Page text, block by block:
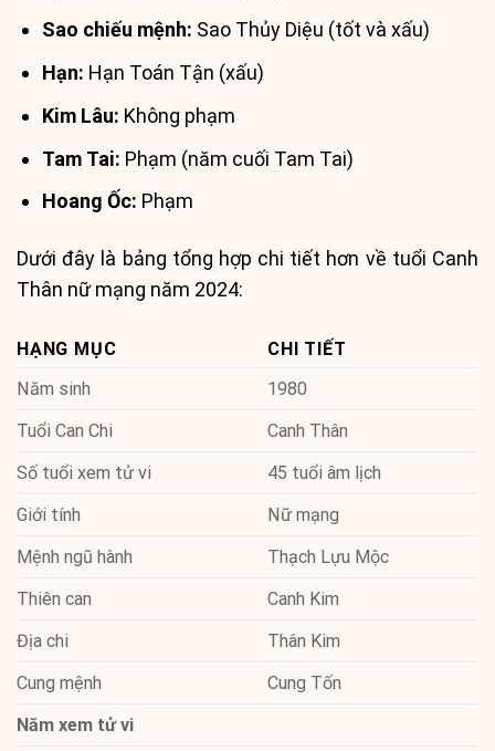
Sao chiếu mệnh: Sao Thủy Diệu (tốt và xấu)
Hạn: Hạn Toán Tận (xấu)
Kim Lâu: Không phạm
Tam Tai: Phạm (năm cuối Tam Tai)
Hoang Ốc: Phạm
Dưới đây là bảng tổng hợp chi tiết hơn về tuổi Canh
Thân nữ mạng năm 2024:
HẠNG MỤC
CHI TIẾT
Năm sinh
1980
Tuổi Can Chi
Canh Thân
Số tuổi xem tử vi
45 tuổi âm lịch
Giới tính
Nữ mạng
Mệnh ngũ hành
Thạch Lựu Mộc
Thiên can
Canh Kim
Địa chi
Thân Kim
Cung mệnh
Cung Tốn
Năm xem tử vi